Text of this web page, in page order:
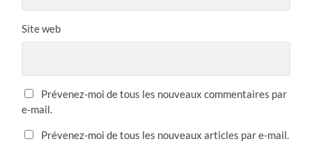
Site web
Prévenez-moi de tous les nouveaux commentaires par
e-mail.
Prévenez-moi de tous les nouveaux articles par e-mail.